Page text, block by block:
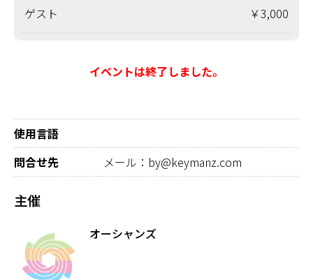
ゲスト ￥3,000
イベントは終了しました。
使用言語
問合せ先
メール：by@keymanz.com
主催
オーシャンズ